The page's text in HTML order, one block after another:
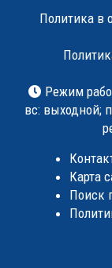
Политика в
Режим
вс: выходной;
Карта
Поиск